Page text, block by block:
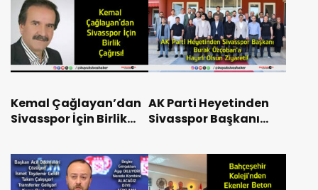
Kemal Çağlayan’dan
Sivasspor İçin Birlik
AK Parti Heyetinden
Sivasspor Başkanı
Hayırlı Olsun Ziyareti!